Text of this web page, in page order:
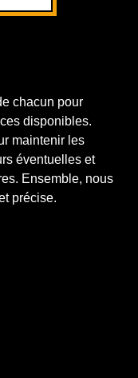
chacun pour
disponibles.
maintenir les
éventuelles et
Ensemble, nous
précise.